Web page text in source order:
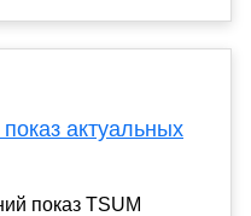
актуальных
показ TSUM